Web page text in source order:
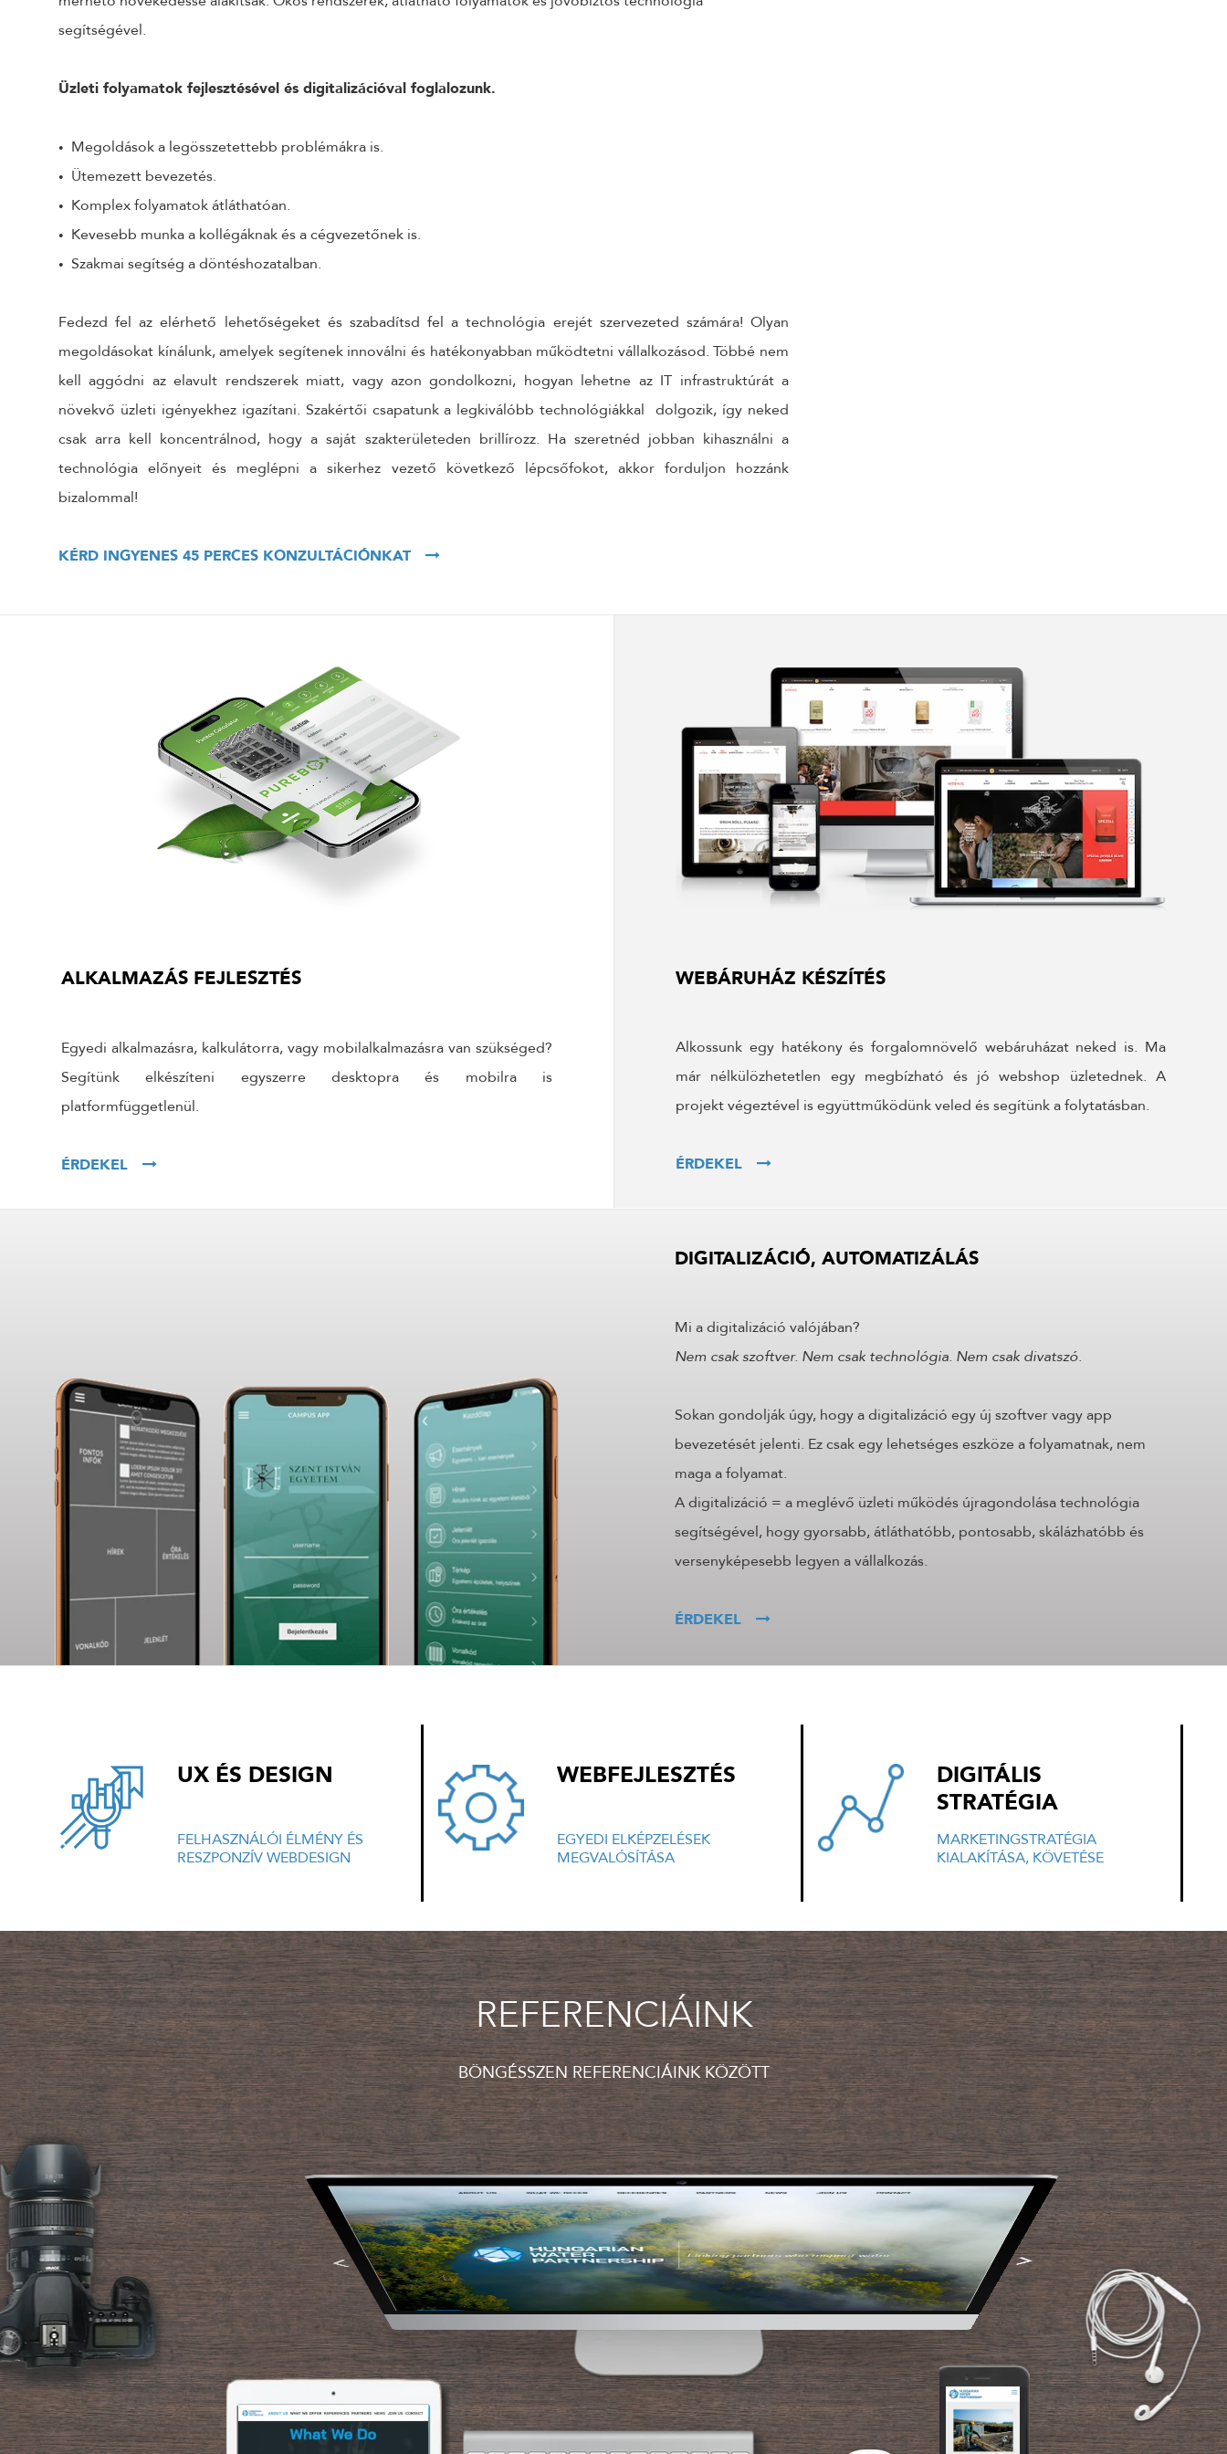
segítségével.
Üzleti folyamatok fejlesztésével és digitalizációval foglalozunk.
Megoldások a legösszetettebb problémákra is.
Ütemezett bevezetés.
Komplex folyamatok átláthatóan.
Kevesebb munka a kollégáknak és a cégvezetőnek is.
Szakmai segítség a döntéshozatalban.
Fedezd fel az elérhető lehetőségeket és szabadítsd fel a technológia erejét szervezeted számára! Olyan
megoldásokat kínálunk, amelyek segítenek innoválni és hatékonyabban működtetni vállalkozásod. Többé nem
kell aggódni az elavult rendszerek miatt, vagy azon gondolkozni, hogyan lehetne az IT infrastruktúrát a
növekvő üzleti igényekhez igazítani. Szakértői csapatunk a legkiválóbb technológiákkal dolgozik, így neked
csak arra kell koncentrálnod, hogy a saját szakterületeden brillírozz. Ha szeretnéd jobban kihasználni a
technológia előnyeit és meglépni a sikerhez vezető következő lépcsőfokot, akkor forduljon hozzánk
bizalommal!
KÉRD INGYENES 45 PERCES KONZULTÁCIÓNKAT
ALKALMAZÁS FEJLESZTÉS
Egyedi alkalmazásra, kalkulátorra, vagy mobilalkalmazásra van szükséged?
Segítünk elkészíteni egyszerre desktopra és mobilra is
platformfüggetlenül.
ÉRDEKEL
WEBÁRUHÁZ KÉSZÍTÉS
Alkossunk egy hatékony és forgalomnövelő webáruházat neked is. Ma
már nélkülözhetetlen egy megbízható és jó webshop üzletednek. A
projekt végeztével is együttműködünk veled és segítünk a folytatásban.
ÉRDEKEL
DIGITALIZÁCIÓ, AUTOMATIZÁLÁS
Mi a digitalizáció valójában?
Nem csak szoftver. Nem csak technológia. Nem csak divatszó.
Sokan gondolják úgy, hogy a digitalizáció egy új szoftver vagy app
bevezetését jelenti. Ez csak egy lehetséges eszköze a folyamatnak, nem
maga a folyamat.
A digitalizáció = a meglévő üzleti működés újragondolása technológia
segítségével, hogy gyorsabb, átláthatóbb, pontosabb, skálázhatóbb és
versenyképesebb legyen a vállalkozás.
ÉRDEKEL
UX ÉS DESIGN
FELHASZNÁLÓI ÉLMÉNY ÉS
RESZPONZÍV WEBDESIGN
WEBFEJLESZTÉS
EGYEDI ELKÉPZELÉSEK
MEGVALÓSÍTÁSA
DIGITÁLIS
STRATÉGIA
MARKETINGSTRATÉGIA
KIALAKÍTÁSA, KÖVETÉSE
REFERENCIÁINK
BÖNGÉSSZEN REFERENCIÁINK KÖZÖTT